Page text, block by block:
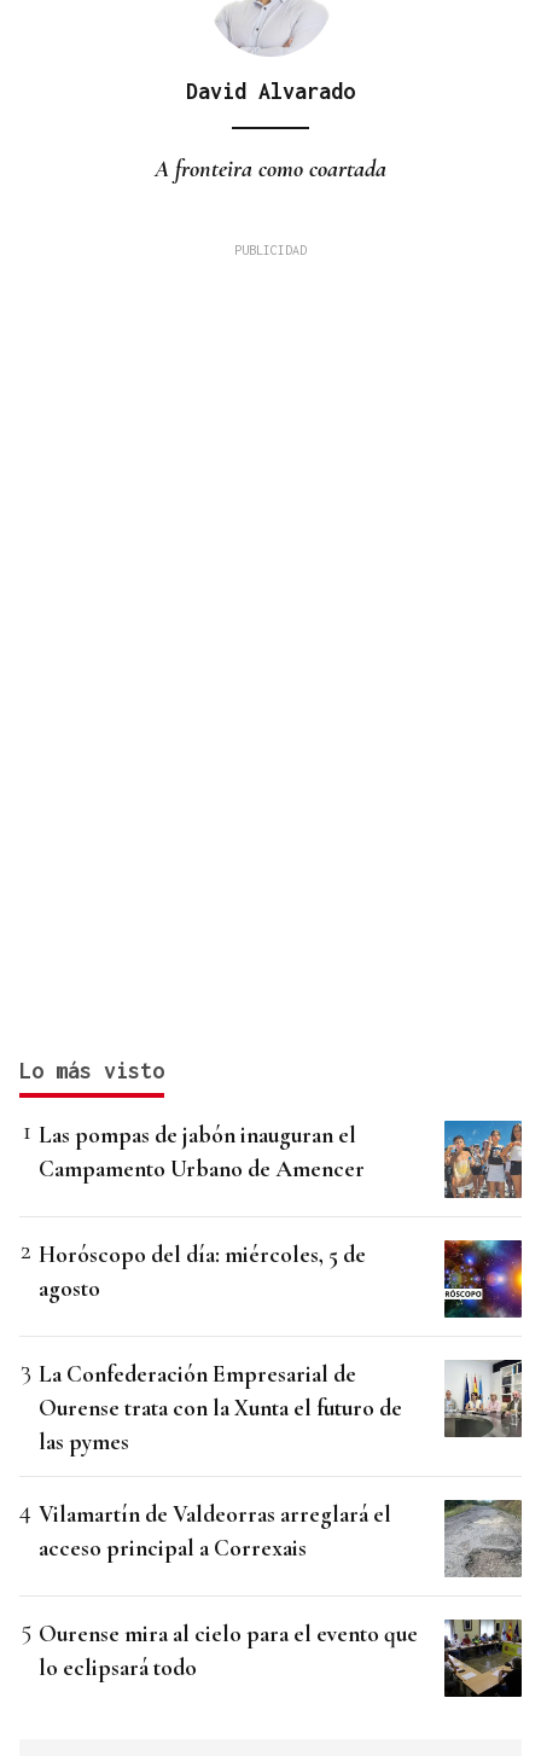
David Alvarado
A fronteira como coartada
Lo más visto
Las pompas de jabón inauguran el
Campamento Urbano de Amencer
Horóscopo del día: miércoles, 5 de
agosto
La Confederación Empresarial de
Ourense trata con la Xunta el futuro de
las pymes
Vilamartín de Valdeorras arreglará el
acceso principal a Correxais
Ourense mira al cielo para el evento que
lo eclipsará todo